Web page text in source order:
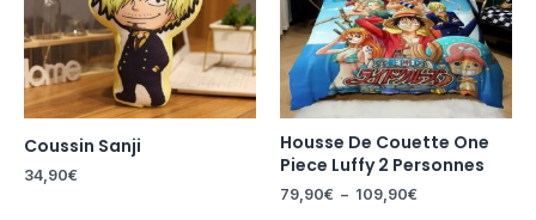
Coussin Sanji
34,90€
Housse De Couette One
Piece Luffy 2 Personnes
79,90€ – 109,90€